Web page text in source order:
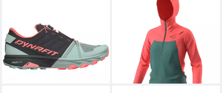
Damen - Dynafit
Outdoorschuh
168,95 € UVP 180,00 €
-6%
lieferbar - in 2-3 Werktagen bei dir
Funktionsjacke Transalper
Dynastretch Jacke Damen -
152,95 €
lieferbar - in 2-3 Werktagen bei dir